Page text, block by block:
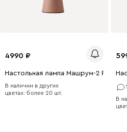
4990
Настольная лампа Машрум-2
В наличии в других
цветах: более 20 шт.
1
В